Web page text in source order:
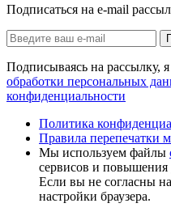
Подписаться на e-mail
Подписываясь на рассылку,
обработки персональных
конфиденциальности
Политика
Правила перепечатки
Мы используем файлы
сервисов и повышения
Если вы не согласны
настройки браузера.